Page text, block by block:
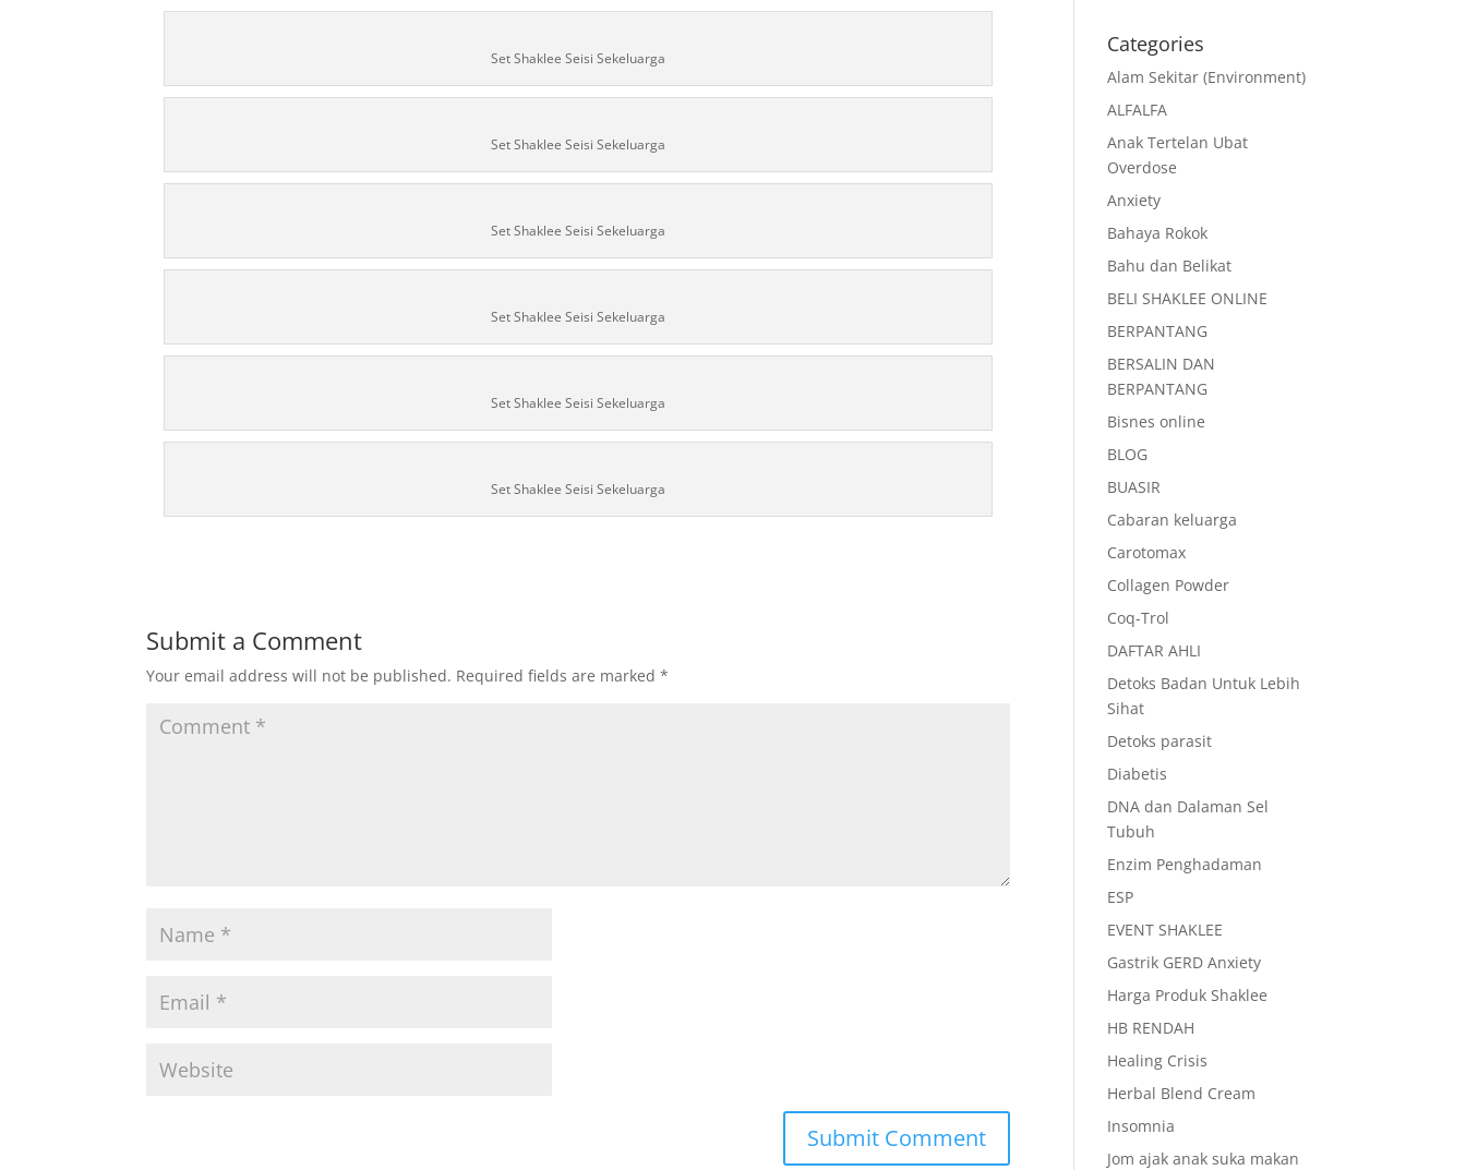
Set Shaklee Seisi Sekeluarga
Set Shaklee Seisi Sekeluarga
Set Shaklee Seisi Sekeluarga
Set Shaklee Seisi Sekeluarga
Set Shaklee Seisi Sekeluarga
Set Shaklee Seisi Sekeluarga
Submit a Comment
Your email address will not be published. Required fields are marked*
Categories
Alam Sekitar (Environment)
ALFALFA
Anak Tertelan Ubat
Overdose
Anxiety
Bahaya Rokok
Bahu dan Belikat
BELI SHAKLEE ONLINE
BERPANTANG
BERSALIN DAN
BERPANTANG
Bisnes online
BLOG
BUASIR
Cabaran keluarga
Carotomax
Collagen Powder
Coq-Trol
DAFTAR AHLI
Detoks Badan Untuk Lebih
Sihat
Detoks parasit
Diabetis
DNA dan Dalaman Sel
Tubuh
Enzim Penghadaman
ESP
EVENT SHAKLEE
Gastrik GERD Anxiety
Harga Produk Shaklee
HB RENDAH
Healing Crisis
Herbal Blend Cream
Insomnia
Jom ajak anak suka makan